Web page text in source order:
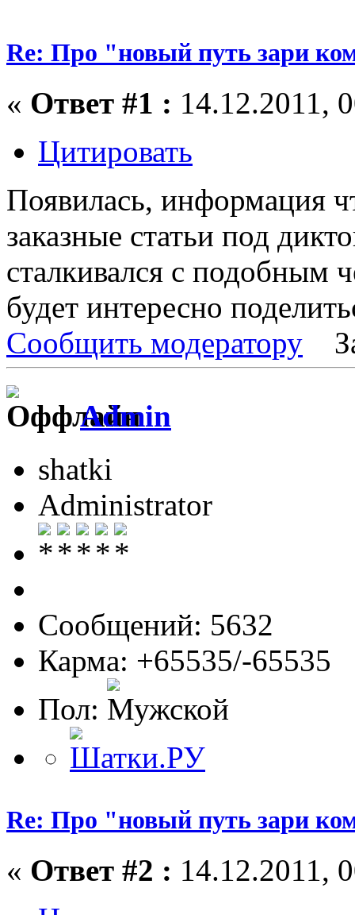
Re: Про "новый путь зари
« Ответ #1 : 14.12.2011,
Цитировать
Появилась, информация
заказные статьи под
сталкивался с подобным
будет интересно
Сообщить модератору
Admin
shatki
Administrator
Сообщений: 5632
Карма: +65535/-65535
Пол:
Re: Про "новый путь зари
« Ответ #2 : 14.12.2011,